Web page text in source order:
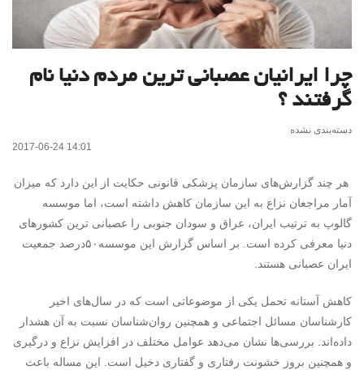
چرا ایرانیان عصبانی‌ ترین مردم دنیا نام
گرفتند ؟
دسته‌بندی نشده
2017-06-24 14:01
هر چند گزارش‌های سازمان پزشکی قانونی حکایت از این دارد که میزان
آمار مراجعان نزاع به این سازمان کاهش داشته است، اما موسسه
گالوپ به ترتیب ایران، عراق و سودان جنوبی را عصبانی‌ ترین کشورهای
دنیا معرفی کرده است. بر اساس گزارش این موسسه۵۰‌درصد جمعیت
ایران عصبانی هستند.
کاهش آستانه تحمل یکی از موضوعاتی است که در سال‌های اخیر
کارشناسان مسائل اجتماعی و همچنین روان‌شناسان نسبت به آن هشدار
داده‌اند. بررسی‌ها نشان می‌دهد عوامل مختلف در افزایش نزاع و درگیری
و همچنین بروز خشونت رفتاری و گفتاری دخیل است. این مساله باعث